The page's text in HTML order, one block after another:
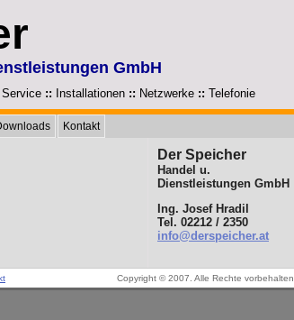
GmbH
Service :: Installationen :: Netzwerke :: Telefonie
Kontakt
Der Speicher
Handel u.
Dienstleistungen GmbH
Ing. Josef Hradil
Tel. 02212 / 2350
info@derspeicher.at
Copyright © 2007. Alle Rechte vorbehalten.